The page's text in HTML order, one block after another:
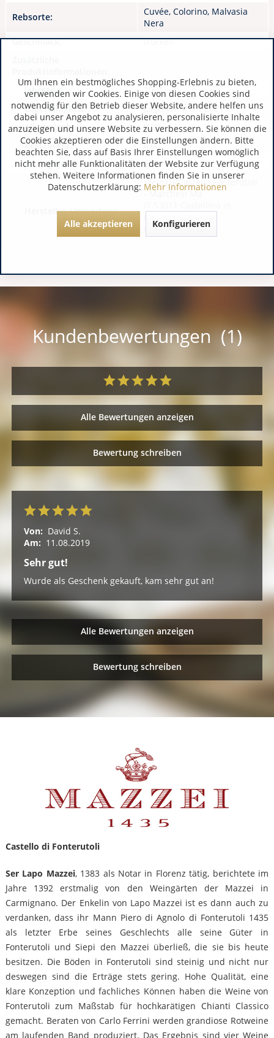
Rebsorte:
Cuvée, Colorino, Malvasia
Nera
Geschmack:
trocken
Jahrgang:
2021
Lagerfähigkeit:
Lagerfähig bis 2021
Alkoholgehalt:
0,00
Restzucker:
0,00
Säuregehalt:
0,00
Hersteller / Importeur:
WeingutCastello Fonterutoli
- Marchesi Ma
www.mazzei.it
Kundenbewertungen (1)
Alle Bewertungen anzeigen
Bewertung schreiben
Von: David S.
Am: 11.08.2019
Sehr gut!
Wurde als Geschenk gekauft, kam sehr gut an!
Alle Bewertungen anzeigen
Bewertung schreiben
Castello di Fonterutoli
Ser Lapo Mazzei, 1383 als Notar in Florenz tätig, berichtete im
Jahre 1392 erstmalig von den Weingärten der Mazzei in
Carmignano. Der Enkelin von Lapo Mazzei ist es dann auch zu
verdanken, dass ihr Mann Piero di Agnolo di Fonterutoli 1435
als letzter Erbe seines Geschlechts alle seine Güter in
Fonterutoli und Siepi den Mazzei überließ, die sie bis heute
besitzen. Die Böden in Fonterutoli sind steinig und nicht nur
deswegen sind die Erträge stets gering. Hohe Qualität, eine
klare Konzeption und fachliches Können haben die Weine von
Fonterutoli zum Maßstab für hochkarätigen Chianti Classico
gemacht. Beraten von Carlo Ferrini werden grandiose Rotweine
am laufenden Band produziert. Das Ergebnis sind vier Weine
Um Ihnen ein bestmögliches Shopping-Erlebnis zu bieten,
verwenden wir Cookies. Einige von diesen Cookies sind
notwendig für den Betrieb dieser Website, andere helfen uns
dabei unser Angebot zu analysieren, personalisierte Inhalte
anzuzeigen und unsere Website zu verbessern. Sie können die
Cookies akzeptieren oder die Einstellungen ändern. Bitte
beachten Sie, dass auf Basis Ihrer Einstellungen womöglich
nicht mehr alle Funktionalitäten der Website zur Verfügung
stehen. Weitere Informationen finden Sie in unserer
Datenschutzerklärung: Mehr Informationen
Alle akzeptieren Konfigurieren